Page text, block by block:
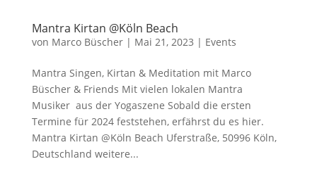
Mantra Kirtan @Köln Beach
von Marco Büscher| Mai 21, 2023 | Events
Mantra Singen, Kirtan & Meditation mit Marco
Büscher & Friends Mit vielen lokalen Mantra
Musiker aus der Yogaszene Sobald die ersten
Termine für 2024 feststehen, erfährst du es hier.
Mantra Kirtan @Köln Beach Uferstraße, 50996 Köln,
Deutschland weitere...